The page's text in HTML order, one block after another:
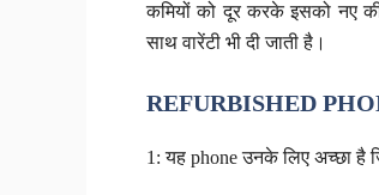
कमियों को दूर करके इसको नए
साथ वारेंटी भी दी जाती है।
REFURBISHED
1: यह phone उनके लिए अच्छा है